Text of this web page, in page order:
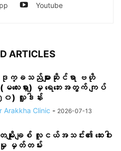
Youtube
ARTICLES
က္ခသည်များဆိုင်ရာ ဗဟို
မလေးရှား) မှ ရေဘေးအတွက် ကျပ်
၀) လှူဒါန်း
Arakkha Clinic - 2026-07-13
ျိုးချစ် လူငယ်အသင်း၏ ဆေးဝါး
မှု မှတ်တမ်း